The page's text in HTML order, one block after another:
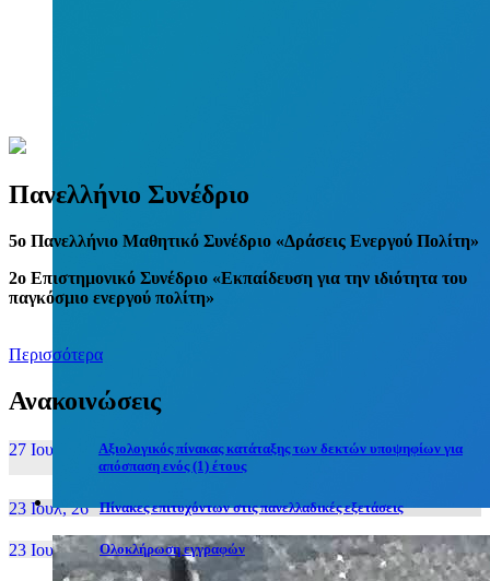
Πανελλήνιο Συνέδριο
5o Πανελλήνιο Μαθητικό Συνέδριο «Δράσεις Ενεργού Πολίτη»
2ο Επιστημονικό Συνέδριο «Εκπαίδευση για την ιδιότητα του
παγκόσμιο ενεργού πολίτη»
Περισσότερα
Ανακοινώσεις
27 Ιουν, 26
Αξιολογικός πίνακας κατάταξης των δεκτών υποψηφίων για
απόσπαση ενός (1) έτους
23 Ιουλ, 26 Πίνακες επιτυχόντων στις πανελλαδικές εξετάσεις
23 Ιουλ, 26 Ολοκλήρωση εγγραφών